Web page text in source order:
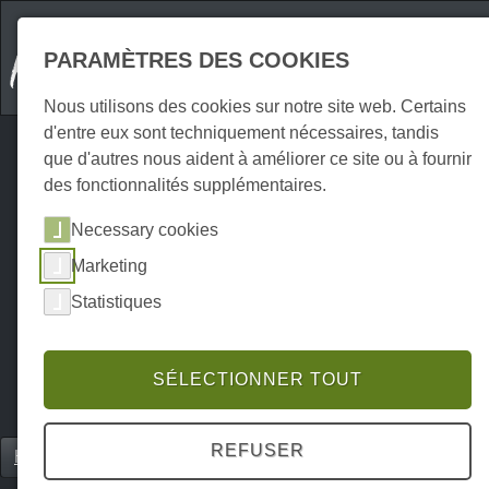
Home Restaurants
PARAMÈTRES DES COOKIES
Nous utilisons des cookies sur notre site web. Certains
d'entre eux sont techniquement nécessaires, tandis
que d'autres nous aident à améliorer ce site ou à fournir
des fonctionnalités supplémentaires.
Necessary cookies
Marketing
Statistiques
SÉLECTIONNER TOUT
REFUSER